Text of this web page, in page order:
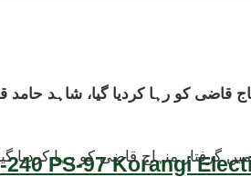
240 PS-97 Korangi